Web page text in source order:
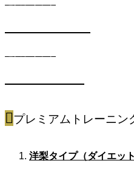
プレミアムトレーニン
洋梨タイプ（ダイエッ